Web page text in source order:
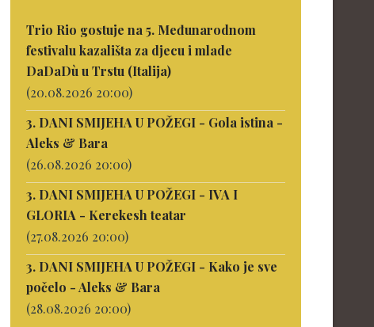
Trio Rio gostuje na 5. Međunarodnom
festivalu kazališta za djecu i mlade
DaDaDù u Trstu (Italija)
(20.08.2026 20:00)
3. DANI SMIJEHA U POŽEGI - Gola istina -
Aleks & Bara
(26.08.2026 20:00)
3. DANI SMIJEHA U POŽEGI - IVA I
GLORIA - Kerekesh teatar
(27.08.2026 20:00)
3. DANI SMIJEHA U POŽEGI - Kako je sve
počelo - Aleks & Bara
(28.08.2026 20:00)